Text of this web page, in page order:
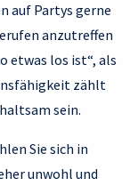
auf Partys gerne
anzutreffen
etwas los ist“, als
zählt
sein.
Sie sich in
unwohl und